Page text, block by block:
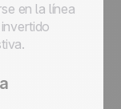
en la línea